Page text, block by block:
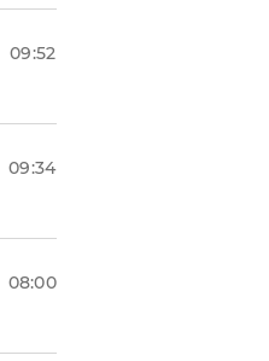
09:52
09:34
08:00